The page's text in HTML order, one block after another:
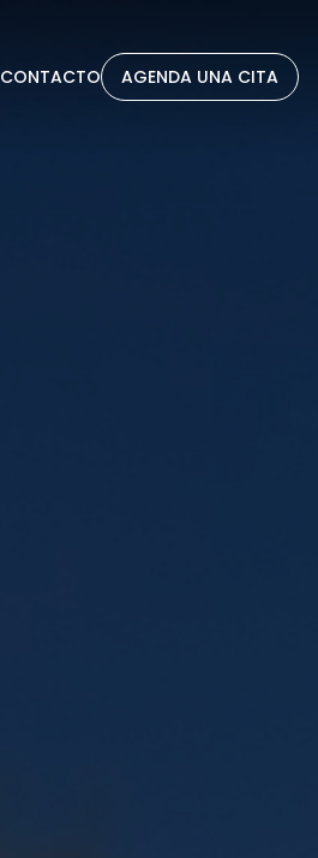
CONTACTO AGENDA UNA CITA